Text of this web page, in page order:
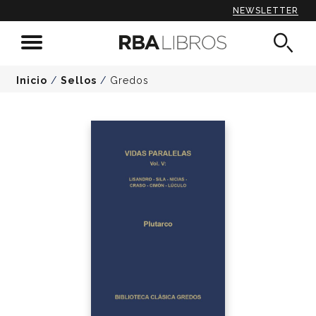
NEWSLETTER
Inicio / Sellos / Gredos